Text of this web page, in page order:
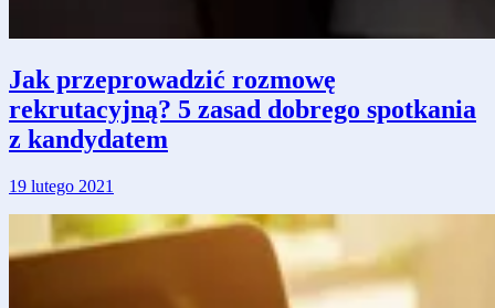
Jak przeprowadzić rozmowę
rekrutacyjną? 5 zasad dobrego spotkania
z kandydatem
19 lutego 2021